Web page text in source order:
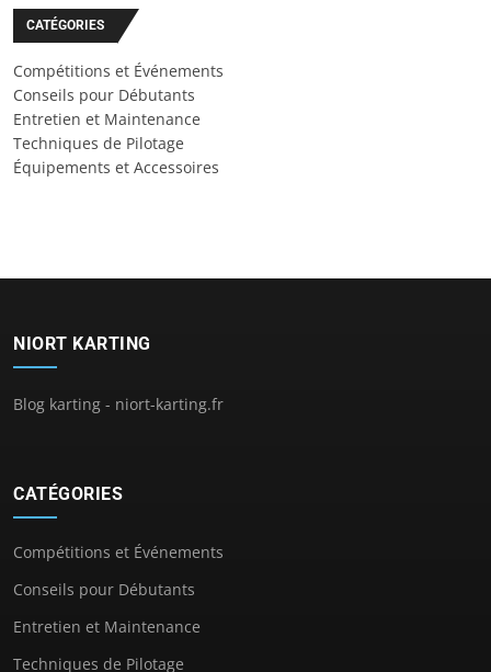
CATÉGORIES
Compétitions et Événements
Conseils pour Débutants
Entretien et Maintenance
Techniques de Pilotage
Équipements et Accessoires
NIORT KARTING
Blog karting - niort-karting.fr
CATÉGORIES
Compétitions et Événements
Conseils pour Débutants
Entretien et Maintenance
Techniques de Pilotage